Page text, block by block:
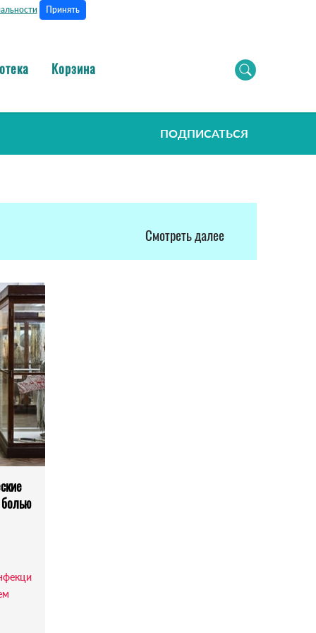
Принять
Корзина
ПОДПИСАТЬСЯ
Смотреть далее